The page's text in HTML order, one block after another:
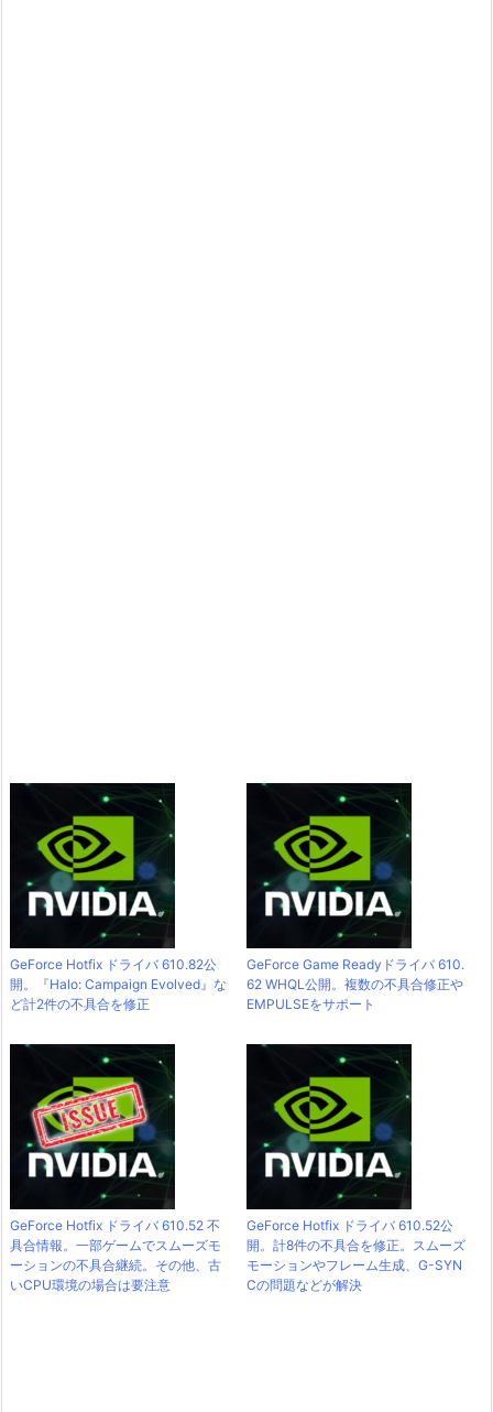
GeForce Hotfix ドライバ 610.82公
開。『Halo: Campaign Evolved』な
ど計2件の不具合を修正
GeForce Game Readyドライバ 610.
62 WHQL公開。複数の不具合修正や
EMPULSEをサポート
GeForce Hotfix ドライバ 610.52 不
具合情報。一部ゲームでスムーズモ
ーションの不具合継続。その他、古
いCPU環境の場合は要注意
GeForce Hotfix ドライバ 610.52公
開。計8件の不具合を修正。スムーズ
モーションやフレーム生成、G-SYN
Cの問題などが解決